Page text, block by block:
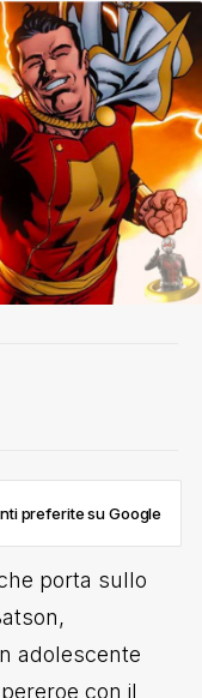
preferite su Google
porta sullo
adolescente
con il